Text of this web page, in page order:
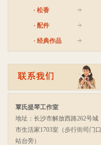
· 松香
· 配件
· 经典作品
覃氏提琴工作室
地址：长沙市解放西路262号城
市生活家1703室（步行街司门口
站台旁）